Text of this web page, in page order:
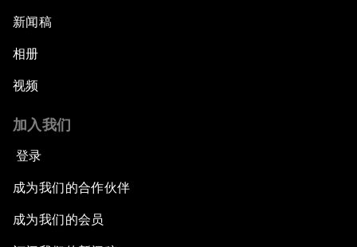
新闻稿
相册
视频
加入我们
登录
成为我们的合作伙伴
成为我们的会员